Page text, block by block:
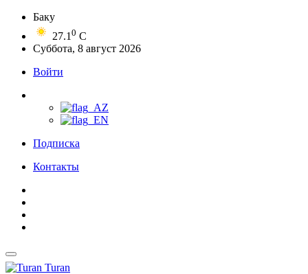
Баку
27.1 0 C
Суббота, 8 август 2026
Войти
Подписка
Контакты
Turan